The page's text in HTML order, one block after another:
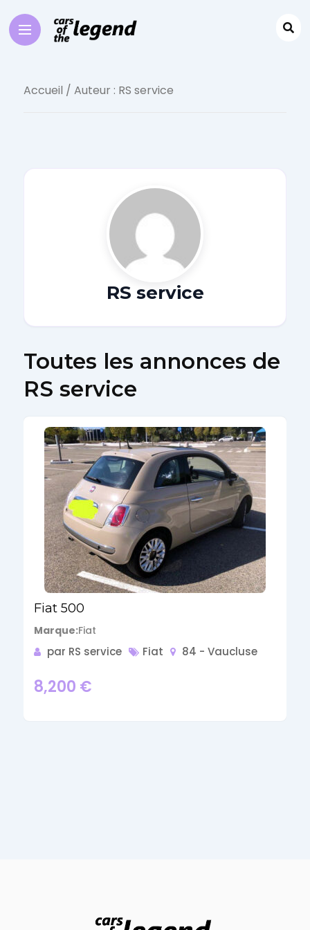
Accueil / Auteur : RS service
RS service
Toutes les annonces de
RS service
Fiat 500
Marque Fiat
par RS service Fiat 84 - Vaucluse
8,200 €